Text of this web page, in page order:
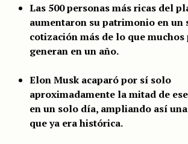
Las 500 personas más ricas del
aumentaron su patrimonio en un
cotización más de lo que muchos
generan en un año.
Elon Musk acaparó por sí solo
aproximadamente la mitad de
en un solo día, ampliando así
que ya era histórica.